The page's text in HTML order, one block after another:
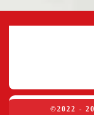
©2022 -